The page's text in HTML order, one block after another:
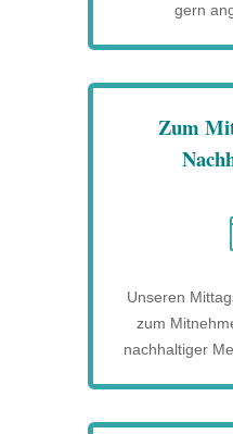
gern
Zum
Unseren
zum
nachhaltiger